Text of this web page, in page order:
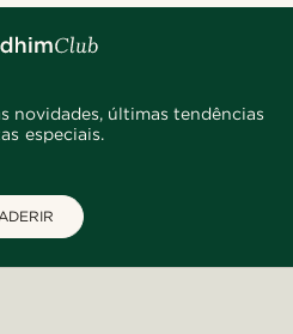
novidades, últimas tendências
especiais.
ADERIR